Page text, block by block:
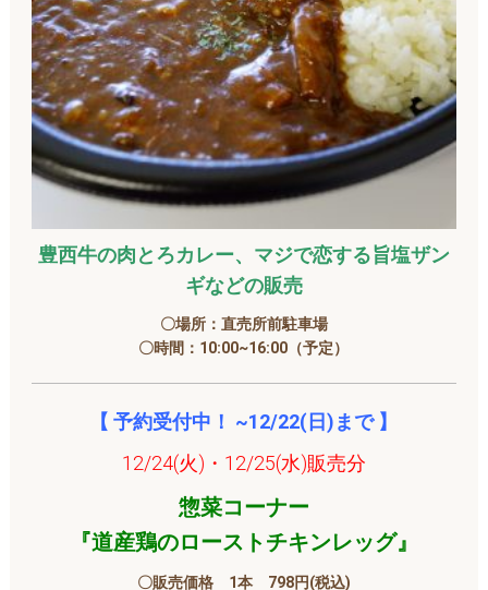
豊西牛の肉とろカレー、マジで恋する旨塩ザン
ギなどの販売
〇場所：直売所前駐車場
〇時間：10:00~16:00（予定）
【 予約受付中！ ~12/22(日)まで 】
12/24(火)・12/25(水)販売分
惣菜コーナー
『道産鶏のローストチキンレッグ』
〇販売価格 1本 798円(税込)